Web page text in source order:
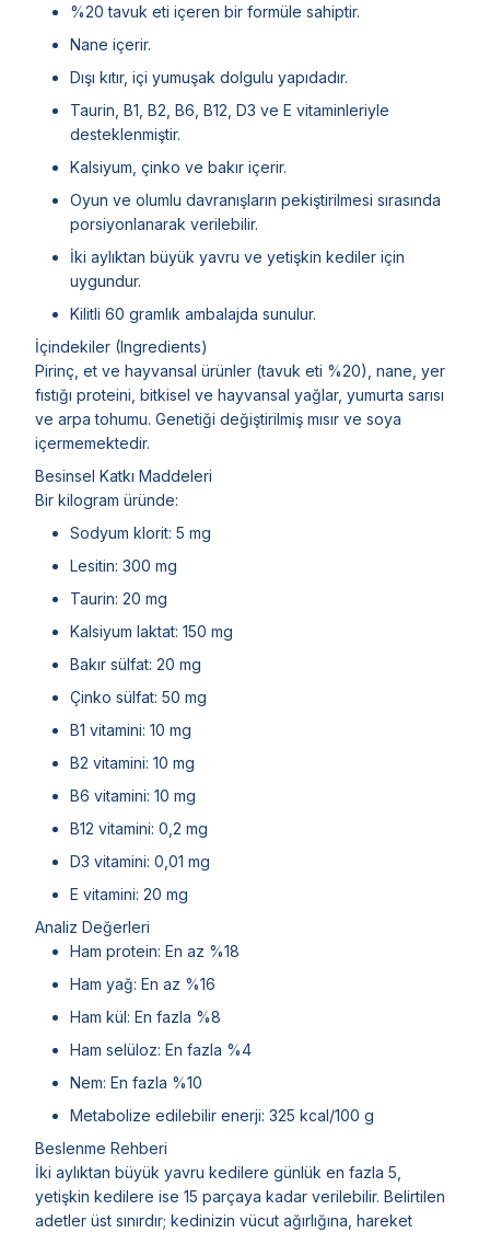
%20 tavuk eti içeren bir formüle sahiptir.
Nane içerir.
Dışı kıtır, içi yumuşak dolgulu yapıdadır.
Taurin, B1, B2, B6, B12, D3 ve E vitaminleriyle
desteklenmiştir.
Kalsiyum, çinko ve bakır içerir.
Oyun ve olumlu davranışların pekiştirilmesi sırasında
porsiyonlanarak verilebilir.
İki aylıktan büyük yavru ve yetişkin kediler için
uygundur.
Kilitli 60 gramlık ambalajda sunulur.
İçindekiler (Ingredients)
Pirinç, et ve hayvansal ürünler (tavuk eti %20), nane, yer
fıstığı proteini, bitkisel ve hayvansal yağlar, yumurta sarısı
ve arpa tohumu. Genetiği değiştirilmiş mısır ve soya
içermemektedir.
Besinsel Katkı Maddeleri
Bir kilogram üründe:
Sodyum klorit: 5 mg
Lesitin: 300 mg
Taurin: 20 mg
Kalsiyum laktat: 150 mg
Bakır sülfat: 20 mg
Çinko sülfat: 50 mg
B1 vitamini: 10 mg
B2 vitamini: 10 mg
B6 vitamini: 10 mg
B12 vitamini: 0,2 mg
D3 vitamini: 0,01 mg
E vitamini: 20 mg
Analiz Değerleri
Ham protein: En az %18
Ham yağ: En az %16
Ham kül: En fazla %8
Ham selüloz: En fazla %4
Nem: En fazla %10
Metabolize edilebilir enerji: 325 kcal/100 g
Beslenme Rehberi
İki aylıktan büyük yavru kedilere günlük en fazla 5,
yetişkin kedilere ise 15 parçaya kadar verilebilir. Belirtilen
adetler üst sınırdır; kedinizin vücut ağırlığına, hareket